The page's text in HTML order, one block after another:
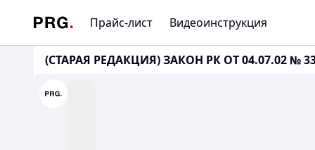
Прайс-лист Видеоинструкция
(СТАРАЯ РЕДАКЦИЯ) ЗАКОН РК ОТ 04.07.02 №